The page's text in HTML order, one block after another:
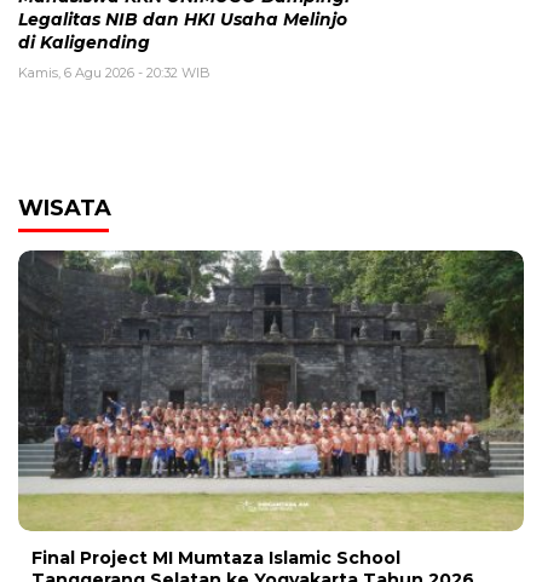
Legalitas NIB dan HKI Usaha Melinjo
di Kaligending
Kamis, 6 Agu 2026 - 20:32 WIB
WISATA
Final Project MI Mumtaza Islamic School